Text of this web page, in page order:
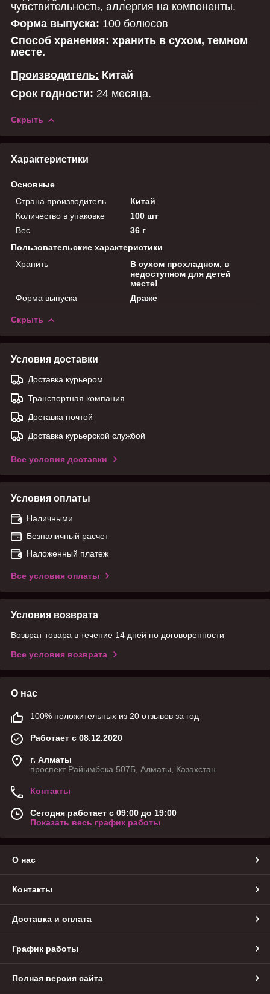
чувствительность, аллергия на компоненты.
Форма выпуска: 100 болюсов
Способ хранения: хранить в сухом, темном
месте.
Производитель: Китай
Срок годности: 24 месяца.
Скрыть
Характеристики
Основные
Страна производитель
Китай
Количество в упаковке
100 шт
Вес
36 г
Пользовательские характеристики
Хранить
В сухом прохладном, в
недоступном для детей
месте!
Форма выпуска
Драже
Скрыть
Условия доставки
Доставка курьером
Транспортная компания
Доставка почтой
Доставка курьерской службой
Все условия доставки
Условия оплаты
Наличными
Безналичный расчет
Наложенный платеж
Все условия оплаты
Условия возврата
Возврат товара в течение 14 дней по договоренности
Все условия возврата
О нас
100% положительных из 20 отзывов за год
Работает с 08.12.2020
г. Алматы
проспект Райымбека 507Б, Алматы, Казахстан
Контакты
Сегодня работает с 09:00 до 19:00
Показать весь график работы
О нас
Контакты
Доставка и оплата
График работы
Полная версия сайта